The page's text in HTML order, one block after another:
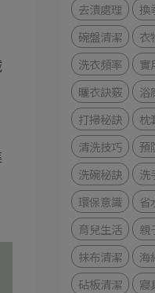
去漬處理
換
碗盤清潔
衣
洗衣頻率
實
曬衣訣竅
浴
打掃秘訣
枕
清洗技巧
預
洗碗秘訣
洗
環保意識
省
育兒生活
親
抹布清潔
海
砧板清潔
寢